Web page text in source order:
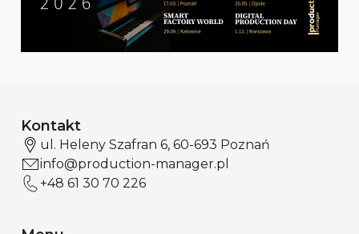
Kontakt
ul. Heleny Szafran 6, 60-693 Poznań
info@production-manager.pl
+48 61 30 70 226